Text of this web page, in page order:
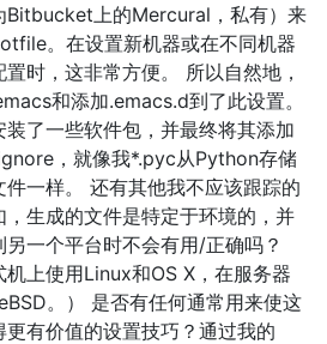
Bitbucket上的Mercural，私有）来
。在设置新机器或在不同机器
置时，这非常方便。 所以自然地，
和添加.emacs.d到了此设置。
装了一些软件包，并最终将其添加
，就像我*.pyc从Python存储
件一样。 还有其他我不应该跟踪的
，生成的文件是特定于环境的，并
另一个平台时不会有用/正确吗？
机上使用Linux和OS X，在服务器
。） 是否有任何通常用来使这
更有价值的设置技巧？通过我的